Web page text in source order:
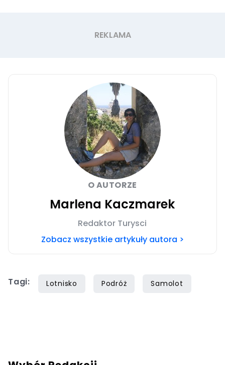
O AUTORZE
Marlena Kaczmarek
Redaktor Turysci
Zobacz wszystkie artykuły autora >
Tagi: Lotnisko Podróż Samolot